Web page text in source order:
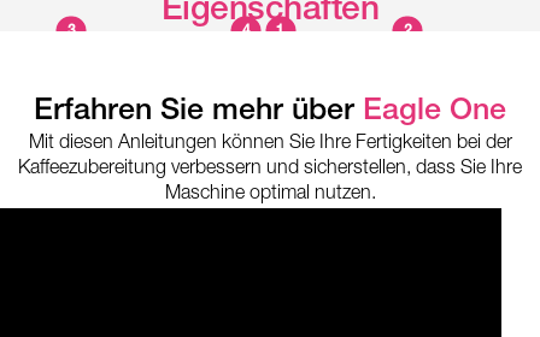
Eigenschaften
1 2
3 4
Erfahren Sie mehr über Eagle One
Mit diesen Anleitungen können Sie Ihre Fertigkeiten bei der
Kaffeezubereitung verbessern und sicherstellen, dass Sie Ihre
Maschine optimal nutzen.